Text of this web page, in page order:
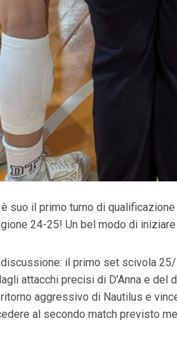
suo il primo turno di
24-25! Un bel modo di
il primo set scivola
attacchi precisi di D’Anna e
aggressivo di Nautilus e
al secondo match previsto